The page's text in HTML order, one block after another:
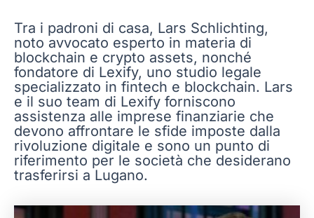
Tra i padroni di casa, Lars Schlichting,
noto avvocato esperto in materia di
blockchain e crypto assets, nonché
fondatore di Lexify, uno studio legale
specializzato in fintech e blockchain. Lars
e il suo team di Lexify forniscono
assistenza alle imprese finanziarie che
devono affrontare le sfide imposte dalla
rivoluzione digitale e sono un punto di
riferimento per le società che desiderano
trasferirsi a Lugano.